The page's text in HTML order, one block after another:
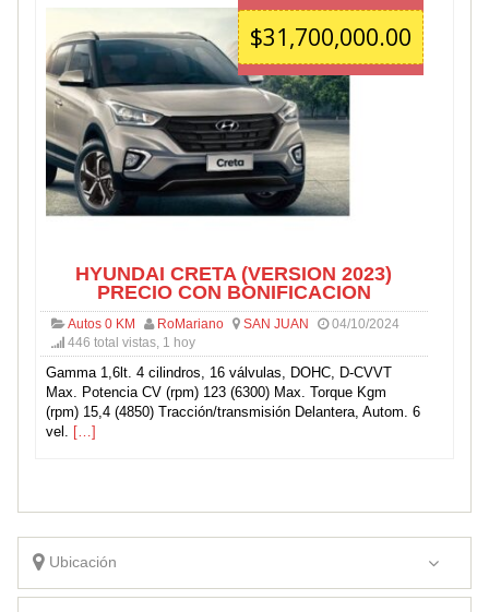
$31,700,000.00
HYUNDAI CRETA (VERSION 2023)
PRECIO CON BONIFICACION
Autos 0 KM RoMariano SAN JUAN
04/10/2024
446 total vistas, 1 hoy
Gamma 1,6lt. 4 cilindros, 16 válvulas, DOHC, D-CVVT
Max. Potencia CV (rpm) 123 (6300) Max. Torque Kgm
(rpm) 15,4 (4850) Tracción/transmisión Delantera, Autom. 6
vel.
[…]
Ubicación